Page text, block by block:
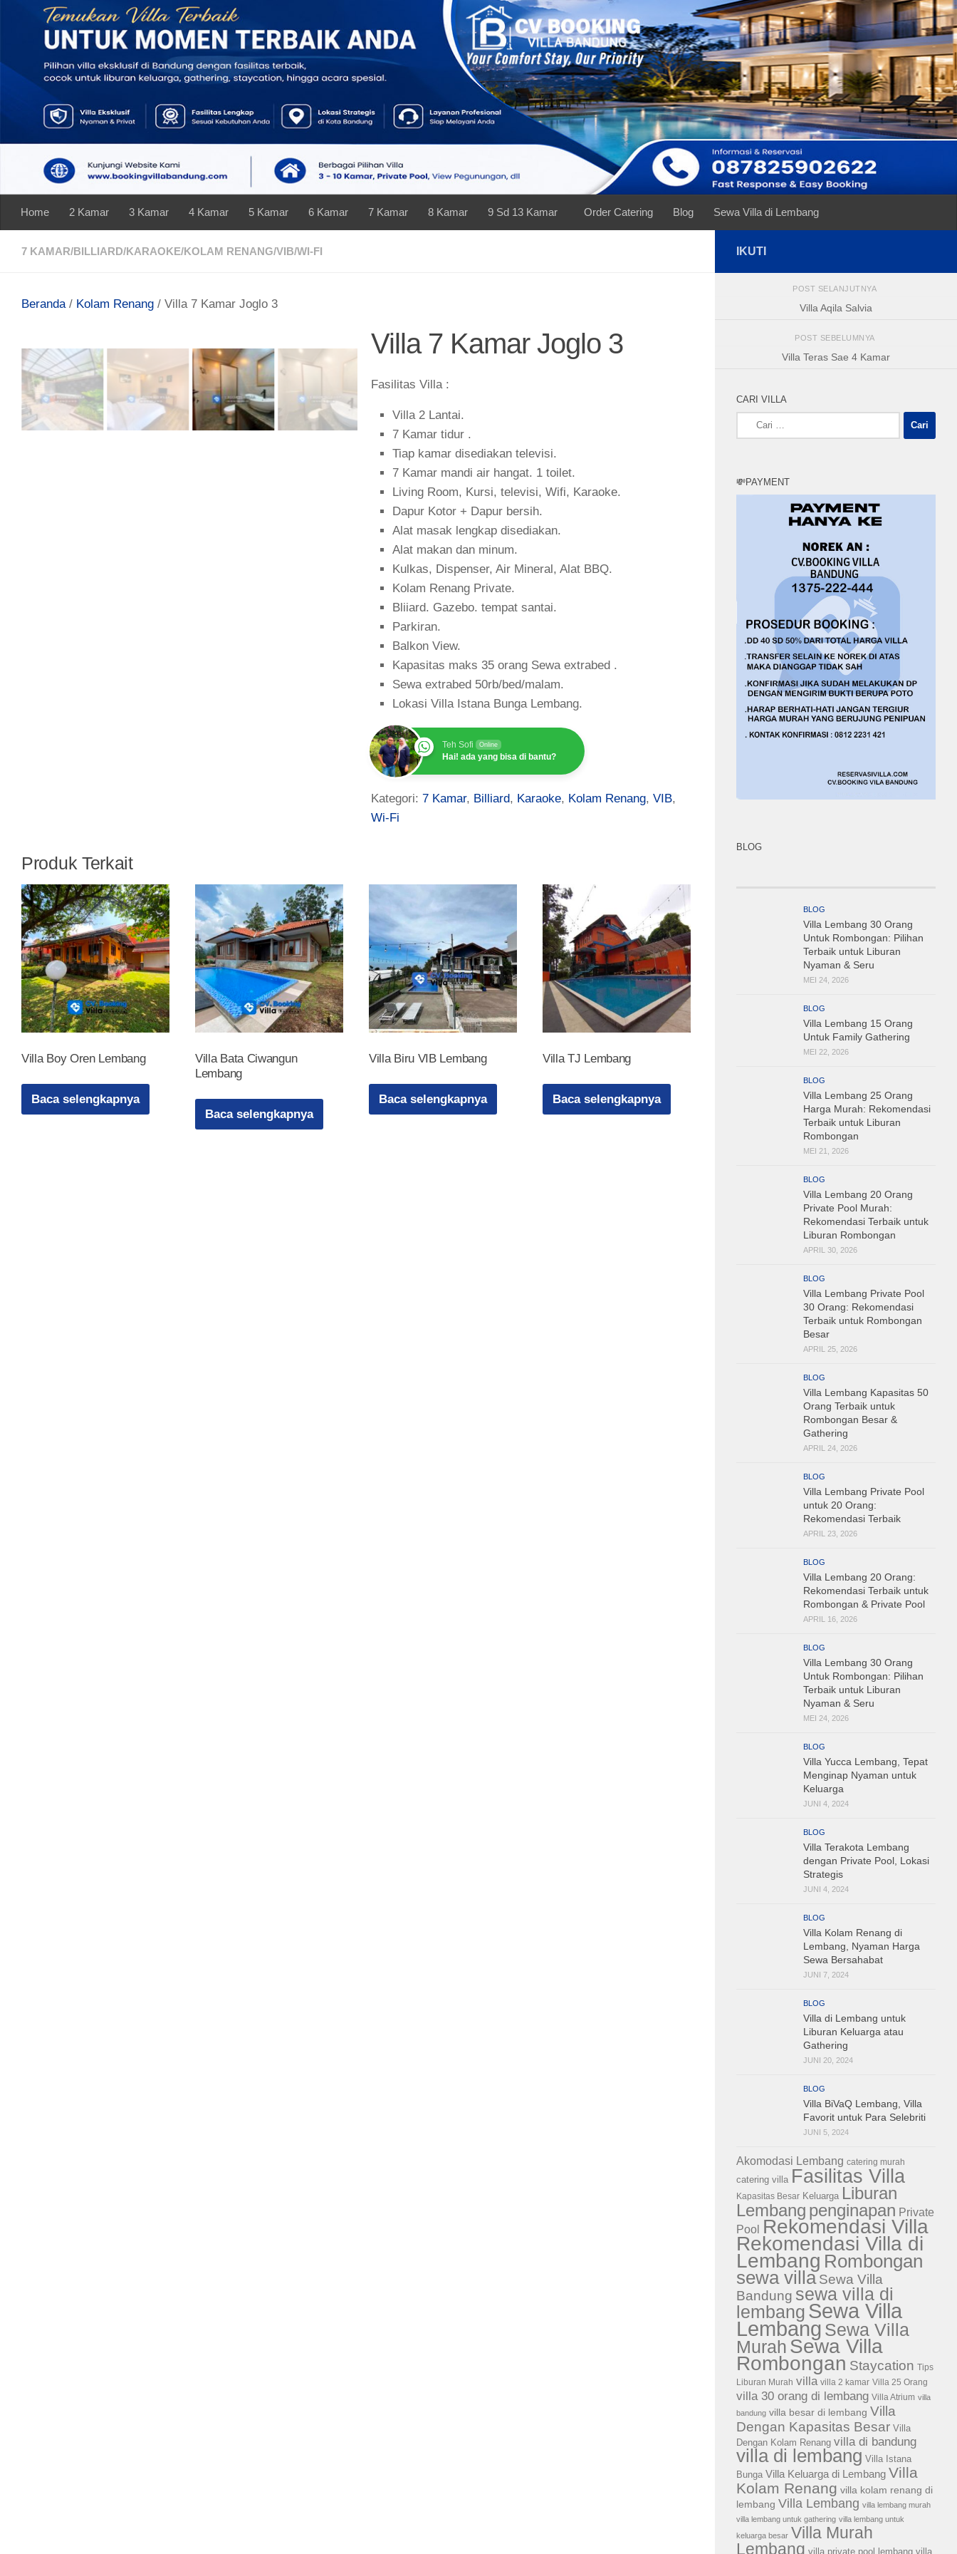
Skip to content
Home 2 Kamar 3 Kamar 4 Kamar 5 Kamar 6 Kamar 7 Kamar 8 Kamar 9 Sd 13 Kamar Order Catering Blog Sewa Villa di Lembang
7 KAMAR/BILLIARD/KARAOKE/KOLAM RENANG/VIB/WI-FI
Beranda / Kolam Renang / Villa 7 Kamar Joglo 3
Villa 7 Kamar Joglo 3
Fasilitas Villa :
Villa 2 Lantai.
7 Kamar tidur .
Tiap kamar disediakan televisi.
7 Kamar mandi air hangat. 1 toilet.
Living Room, Kursi, televisi, Wifi, Karaoke.
Dapur Kotor + Dapur bersih.
Alat masak lengkap disediakan.
Alat makan dan minum.
Kulkas, Dispenser, Air Mineral, Alat BBQ.
Kolam Renang Private.
Bliiard. Gazebo. tempat santai.
Parkiran.
Balkon View.
Kapasitas maks 35 orang Sewa extrabed .
Sewa extrabed 50rb/bed/malam.
Lokasi Villa Istana Bunga Lembang.
Teh Sofi Online
Hai! ada yang bisa di bantu?
Kategori: 7 Kamar, Billiard, Karaoke, Kolam Renang, VIB,
Wi-Fi
Produk Terkait
Villa Boy Oren Lembang
Baca selengkapnya
Villa Bata Ciwangun
Lembang
Baca selengkapnya
Villa Biru VIB Lembang
Baca selengkapnya
Villa TJ Lembang
Baca selengkapnya
IKUTI
POST SELANJUTNYA
Villa Aqila Salvia
POST SEBELUMNYA
Villa Teras Sae 4 Kamar
CARI VILLA
💸PAYMENT
BLOG
BLOG
Villa Lembang 30 Orang
Untuk Rombongan: Pilihan
Terbaik untuk Liburan
Nyaman & Seru
MEI 24, 2026
BLOG
Villa Lembang 15 Orang
Untuk Family Gathering
MEI 22, 2026
BLOG
Villa Lembang 25 Orang
Harga Murah: Rekomendasi
Terbaik untuk Liburan
Rombongan
MEI 21, 2026
BLOG
Villa Lembang 20 Orang
Private Pool Murah:
Rekomendasi Terbaik untuk
Liburan Rombongan
APRIL 30, 2026
BLOG
Villa Lembang Private Pool
30 Orang: Rekomendasi
Terbaik untuk Rombongan
Besar
APRIL 25, 2026
BLOG
Villa Lembang Kapasitas 50
Orang Terbaik untuk
Rombongan Besar &
Gathering
APRIL 24, 2026
BLOG
Villa Lembang Private Pool
untuk 20 Orang:
Rekomendasi Terbaik
APRIL 23, 2026
BLOG
Villa Lembang 20 Orang:
Rekomendasi Terbaik untuk
Rombongan & Private Pool
APRIL 16, 2026
BLOG
Villa Lembang 30 Orang
Untuk Rombongan: Pilihan
Terbaik untuk Liburan
Nyaman & Seru
MEI 24, 2026
BLOG
Villa Yucca Lembang, Tepat
Menginap Nyaman untuk
Keluarga
JUNI 4, 2024
BLOG
Villa Terakota Lembang
dengan Private Pool, Lokasi
Strategis
JUNI 4, 2024
BLOG
Villa Kolam Renang di
Lembang, Nyaman Harga
Sewa Bersahabat
JUNI 7, 2024
BLOG
Villa di Lembang untuk
Liburan Keluarga atau
Gathering
JUNI 20, 2024
BLOG
Villa BiVaQ Lembang, Villa
Favorit untuk Para Selebriti
JUNI 5, 2024
Akomodasi Lembang catering murah
catering villa Fasilitas Villa
Kapasitas Besar Keluarga Liburan
Lembang penginapan Private
Pool Rekomendasi Villa
Rekomendasi Villa di
Lembang Rombongan
sewa villa Sewa Villa
Bandung sewa villa di
lembang Sewa Villa
Lembang Sewa Villa
Murah Sewa Villa
Rombongan Staycation Tips
Liburan Murah villa villa 2 kamar Villa 25 Orang
villa 30 orang di lembang Villa Atrium villa
bandung villa besar di lembang Villa
Dengan Kapasitas Besar Villa
Dengan Kolam Renang villa di bandung
villa di lembang Villa Istana
Bunga Villa Keluarga di Lembang Villa
Kolam Renang villa kolam renang di
lembang Villa Lembang villa lembang murah
villa lembang untuk gathering villa lembang untuk
keluarga besar Villa Murah
Lembang villa private pool lembang villa